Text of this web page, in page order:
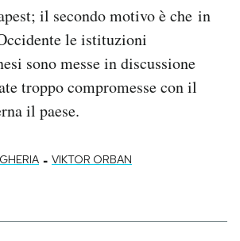
il secondo motivo è che in
le istituzioni
sono messe in discussione
troppo compromesse con il
il paese.
- VIKTOR ORBAN